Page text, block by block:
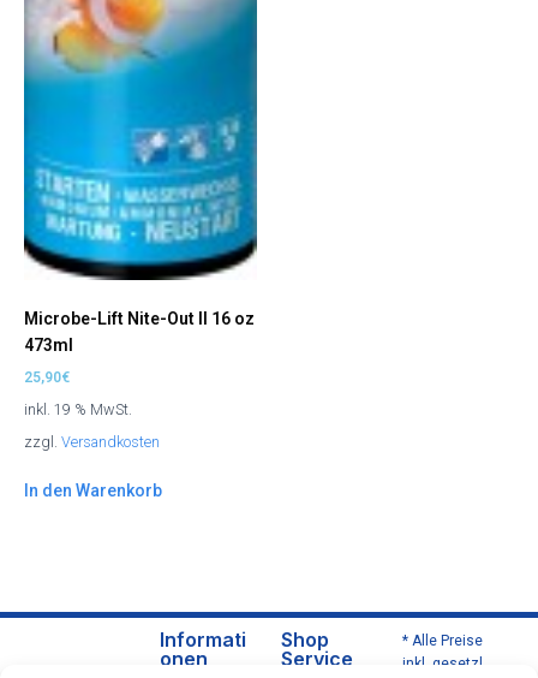
Microbe-Lift Nite-Out II 16 oz
473ml
25,90€
inkl. 19 % MwSt.
zzgl. Versandkosten
In den Warenkorb
Informati
onen
Shop
Service
* Alle Preise
inkl. gesetzl.